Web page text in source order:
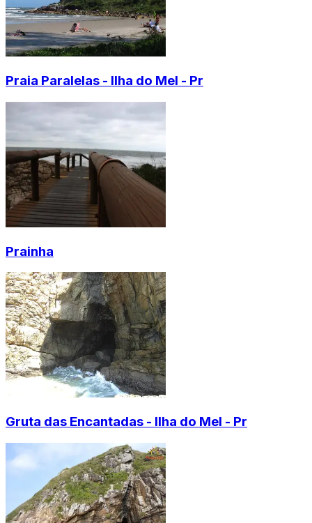
Praia Paralelas - Ilha do Mel - Pr
Prainha
Gruta das Encantadas - Ilha do Mel - Pr